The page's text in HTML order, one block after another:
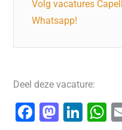
Volg vacatures
Whatsapp!
Deel deze vacature:
F
M Li